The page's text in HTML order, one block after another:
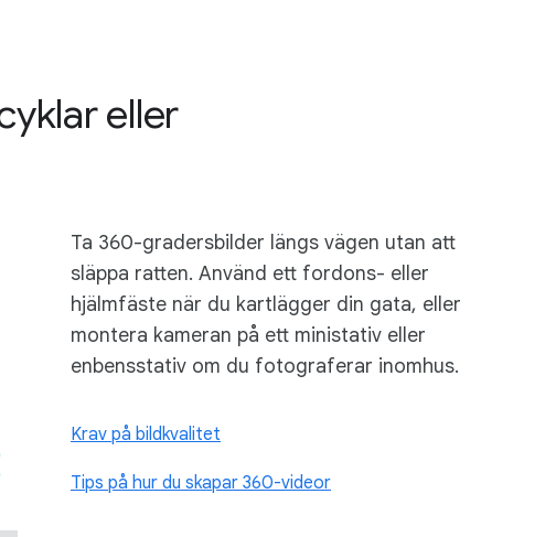
eller
Ta 360-gradersbilder längs vägen utan att
släppa ratten. Använd ett fordons- eller
hjälmfäste när du kartlägger din gata, eller
montera kameran på ett ministativ eller
enbensstativ om du fotograferar inomhus.
Krav på bildkvalitet
Tips på hur du skapar 360-videor